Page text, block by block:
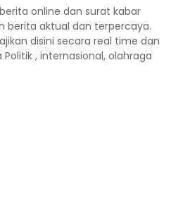
online dan surat kabar
berita aktual dan terpercaya.
disini secara real time dan
, internasional, olahraga